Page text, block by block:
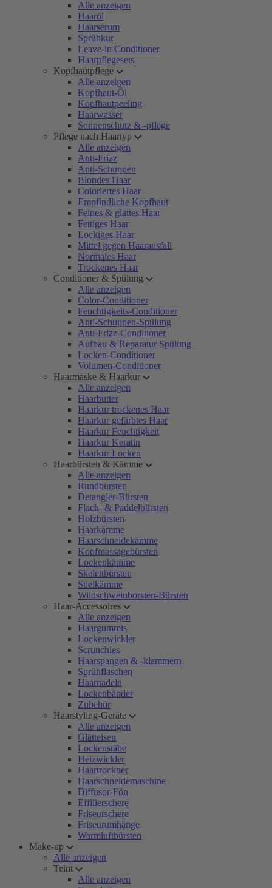
Alle anzeigen
Haaröl
Haarserum
Sprühkur
Leave-in Conditioner
Haarpflegesets
Kopfhautpflege
Alle anzeigen
Kopfhaut-Öl
Kopfhautpeeling
Haarwasser
Sonnenschutz & -pflege
Pflege nach Haartyp
Alle anzeigen
Anti-Frizz
Anti-Schuppen
Blondes Haar
Coloriertes Haar
Empfindliche Kopfhaut
Feines & glattes Haar
Fettiges Haar
Lockiges Haar
Mittel gegen Haarausfall
Normales Haar
Trockenes Haar
Conditioner & Spülung
Alle anzeigen
Color-Conditioner
Feuchtigkeits-Conditioner
Anti-Schuppen-Spülung
Anti-Frizz-Conditioner
Aufbau & Reparatur Spülung
Locken-Conditioner
Volumen-Conditioner
Haarmaske & Haarkur
Alle anzeigen
Haarbutter
Haarkur trockenes Haar
Haarkur gefärbtes Haar
Haarkur Feuchtigkeit
Haarkur Keratin
Haarkur Locken
Haarbürsten & Kämme
Alle anzeigen
Rundbürsten
Detangler-Bürsten
Flach- & Paddelbürsten
Holzbürsten
Haarkämme
Haarschneidekämme
Kopfmassagebürsten
Lockenkämme
Skelettbürsten
Stielkämme
Wildschweinborsten-Bürsten
Haar-Accessoires
Alle anzeigen
Haargummis
Lockenwickler
Scrunchies
Haarspangen & -klammern
Sprühflaschen
Haarnadeln
Lockenbänder
Zubehör
Haarstyling-Geräte
Alle anzeigen
Glätteisen
Lockenstäbe
Heizwickler
Haartrockner
Haarschneidemaschine
Diffusor-Fön
Effilierschere
Friseurschere
Friseurumhänge
Warmluftbürsten
Make-up
Alle anzeigen
Teint
Alle anzeigen